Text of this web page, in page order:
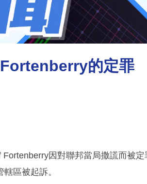
的定罪
因對聯邦當局撒謊而被
區被起訴。